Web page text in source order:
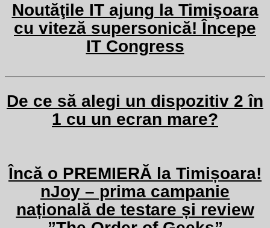
Noutăţile IT ajung la Timişoara
cu viteză supersonică! Începe
IT Congress
De ce să alegi un dispozitiv 2 în
1 cu un ecran mare?
Încă o PREMIERĂ la Timișoara!
nJoy – prima campanie
națională de testare și review